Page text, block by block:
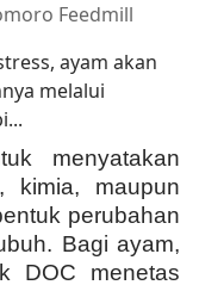
Feedmill
menyatakan
kimia, maupun
perubahan
Bagi ayam,
DOC menetas